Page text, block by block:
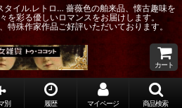
タイル.レトロ… 薔薇色の舶来品、懐古趣味を
を彩る優しいロマンスをお届けします。
特殊作家作品ご好評いただいております。
カート
別 履歴 マイページ 商品検索